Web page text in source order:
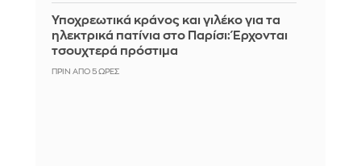
Υποχρεωτικά κράνος και γιλέκο για τα
ηλεκτρικά πατίνια στο Παρίσι: Έρχονται
τσουχτερά πρόστιμα
ΠΡΙΝ ΑΠΌ 5 ΏΡΕΣ